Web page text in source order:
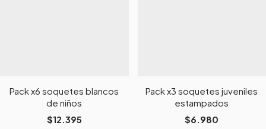
Pack x6 soquetes blancos
de niños
$12.395
Pack x3 soquetes juveniles
estampados
$6.980